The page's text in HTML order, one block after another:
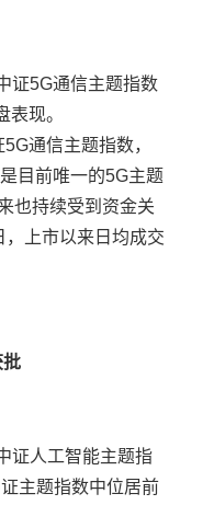
证5G通信主题指数
现。
通信主题指数，
目前唯一的5G主题
也持续受到资金关
上市以来日均成交
证人工智能主题指
主题指数中位居前